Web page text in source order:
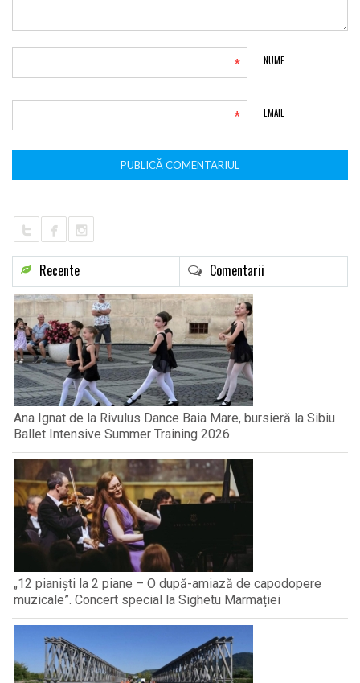
NUME
*
EMAIL
*
Recente Comentarii
Ana Ignat de la Rivulus Dance Baia Mare, bursieră la Sibiu
Ballet Intensive Summer Training 2026
„12 pianiști la 2 piane – O după-amiază de capodopere
muzicale”. Concert special la Sighetu Marmației